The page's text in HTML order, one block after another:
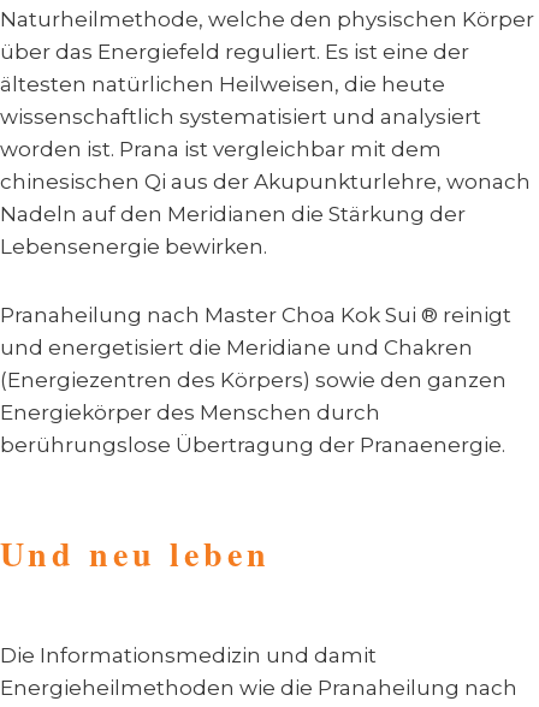
Naturheilmethode, welche den physischen Körper
über das Energiefeld reguliert. Es ist eine der
ältesten natürlichen Heilweisen, die heute
wissenschaftlich systematisiert und analysiert
worden ist. Prana ist vergleichbar mit dem
chinesischen Qi aus der Akupunkturlehre, wonach
Nadeln auf den Meridianen die Stärkung der
Lebensenergie bewirken.
Pranaheilung nach Master Choa Kok Sui ® reinigt
und energetisiert die Meridiane und Chakren
(Energiezentren des Körpers) sowie den ganzen
Energiekörper des Menschen durch
berührungslose Übertragung der Pranaenergie.
Und neu leben
Die Informationsmedizin und damit
Energieheilmethoden wie die Pranaheilung nach